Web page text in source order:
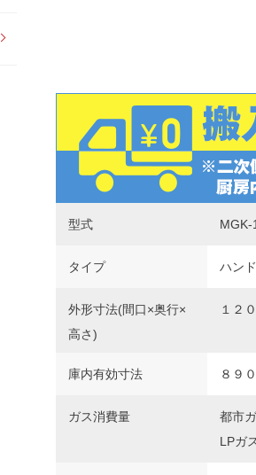
型式 MGK-
タイプ ハン
外形寸法(間口×奥行×
高さ)
１２
庫内有効寸法 ８９
ガス消費量
都市
LPガ